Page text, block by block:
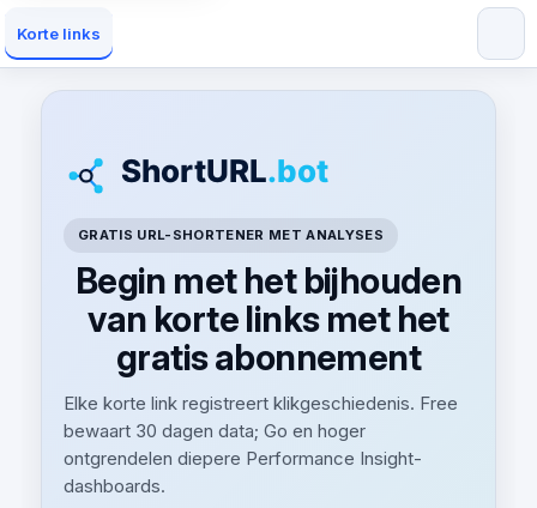
Korte links
GRATIS URL-SHORTENER MET ANALYSES
Begin met het bijhouden
van korte links met het
gratis abonnement
Elke korte link registreert klikgeschiedenis. Free
bewaart 30 dagen data; Go en hoger
ontgrendelen diepere Performance Insight-
dashboards.